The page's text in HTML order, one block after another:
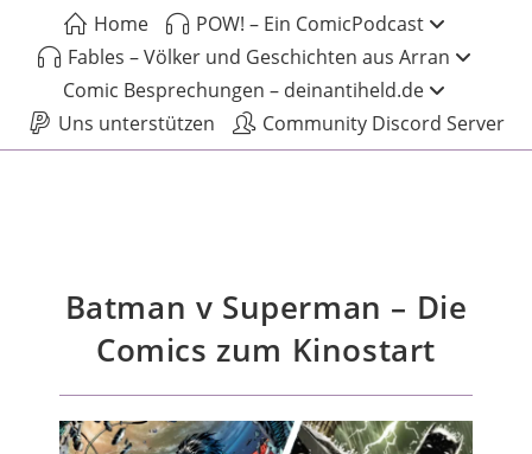
Home
POW! – Ein ComicPodcast
Fables – Völker und Geschichten aus Arran
Comic Besprechungen – deinantiheld.de
Uns unterstützen
Community Discord Server
Batman v Superman – Die
Comics zum Kinostart